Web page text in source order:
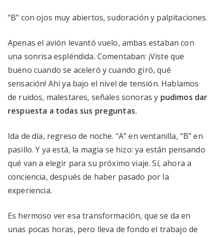
“B” con ojos muy abiertos, sudoración y palpitaciones.
Apenas el avión levantó vuelo, ambas estaban con
una sonrisa espléndida. Comentaban: ¡Viste que
bueno cuando se aceleró y cuando giró, qué
sensación! Ahí ya bajo el nivel de tensión. Hablamos
de ruidos, malestares, señales sonoras y pudimos dar
respuesta a todas sus preguntas.
Ida de día, regreso de noche. “A” en ventanilla, “B” en
pasillo. Y ya está, la magia se hizo: ya están pensando
qué van a elegir para su próximo viaje. Sí, ahora a
conciencia, después de haber pasado por la
experiencia.
Es hermoso ver esa transformación, que se da en
unas pocas horas, pero lleva de fondo el trabajo de